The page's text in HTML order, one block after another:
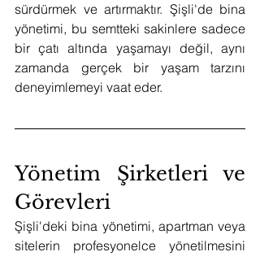
sürdürmek ve artırmaktır. Şişli'de bina
yönetimi, bu semtteki sakinlere sadece
bir çatı altında yaşamayı değil, aynı
zamanda gerçek bir yaşam tarzını
deneyimlemeyi vaat eder.
Yönetim Şirketleri ve
Görevleri
Şişli'deki bina yönetimi, apartman veya
sitelerin profesyonelce yönetilmesini